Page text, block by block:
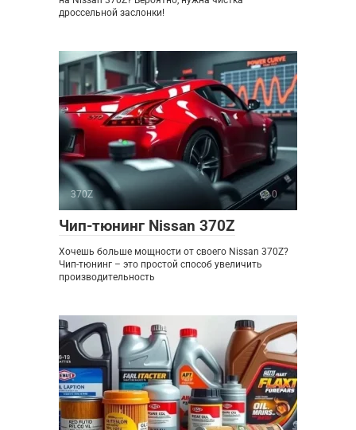
дроссельной заслонки!
370Z 0
Чип-тюнинг Nissan 370Z
Хочешь больше мощности от своего Nissan 370Z?
Чип-тюнинг – это простой способ увеличить
производительность